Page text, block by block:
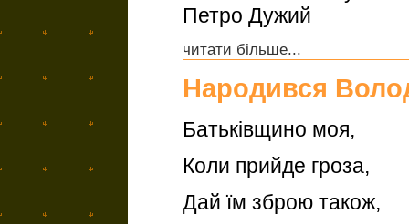
Петро Дужий
читати більше...
Народився
Батьківщино моя,
Коли прийде гроза,
Дай їм зброю також,